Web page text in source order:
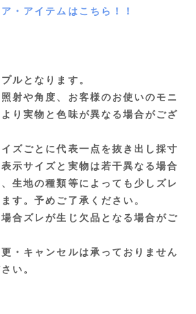
・アイテムはこちら！！
ルとなります。
射や角度、お客様のお使いのモニ
り実物と色味が異なる場合がござ
ズごとに代表一点を抜き出し採寸
示サイズと実物は若干異なる場合
生地の種類等によっても少しズレ
す。予めご了承ください。
合ズレが生じ欠品となる場合がご
・キャンセルは承っておりません
い。